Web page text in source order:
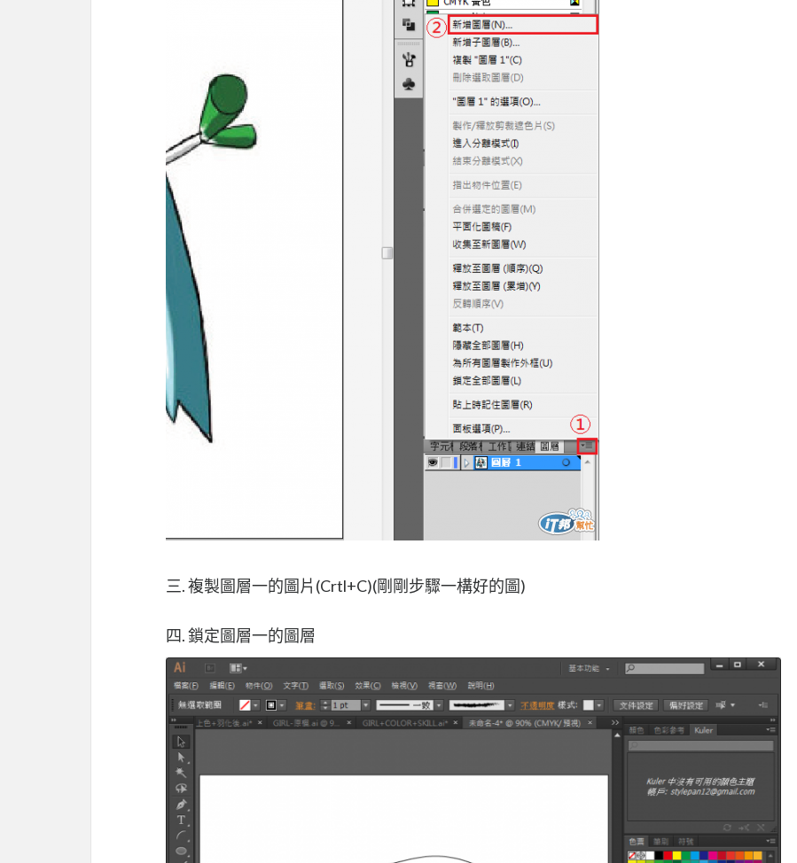
三. 複製圖層一的圖片(Crtl+C)(剛剛步驟一構好的圖)
四. 鎖定圖層一的圖層